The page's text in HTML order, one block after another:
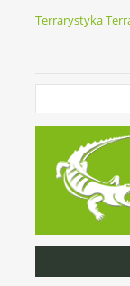
Terrarystyka